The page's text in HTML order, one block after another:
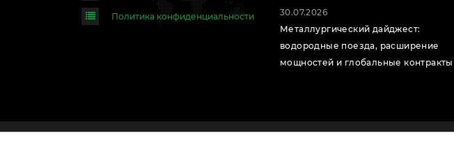
Политика конфиденциальности
30.07.2026
Металлургический дайджест:
водородные поезда, расширение
мощностей и глобальные контракты